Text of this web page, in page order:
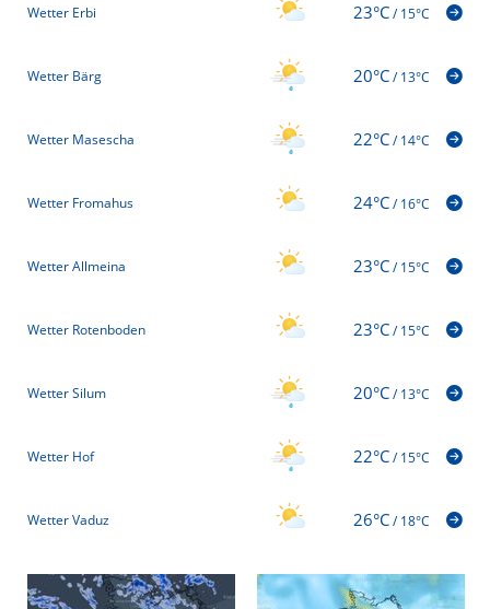
Wetter Erbi 23°C/15°C
Wetter Bärg 20°C/13°C
Wetter Masescha 22°C/14°C
Wetter Fromahus 24°C/16°C
Wetter Allmeina 23°C/15°C
Wetter Rotenboden 23°C/15°C
Wetter Silum 20°C/13°C
Wetter Hof 22°C/15°C
Wetter Vaduz 26°C/18°C